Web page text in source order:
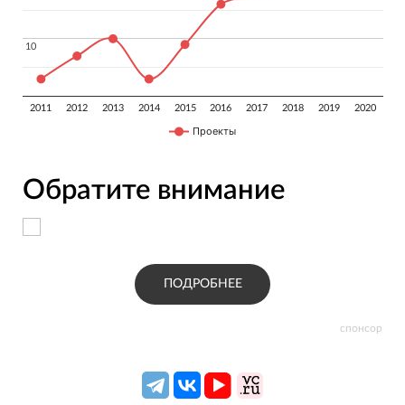
спецпредложениями; формировать более 20
различных отчетов по деятельности магазина.
Проекты
2011 2012 2013 2014 2015 2016 2017 2018 2019 2020
10
10
спонсор
Обратите внимание
ПОДРОБНЕЕ